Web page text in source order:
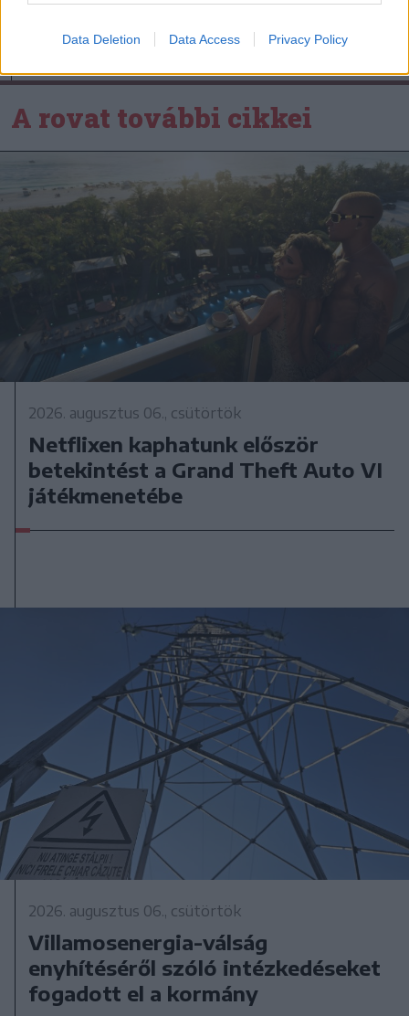
Data Deletion Data Access Privacy Policy
A rovat további cikkei
2026. augusztus 06., csütörtök
Netflixen kaphatunk először
betekintést a Grand Theft Auto VI
játékmenetébe
2026. augusztus 06., csütörtök
Villamosenergia-válság
enyhítéséről szóló intézkedéseket
fogadott el a kormány